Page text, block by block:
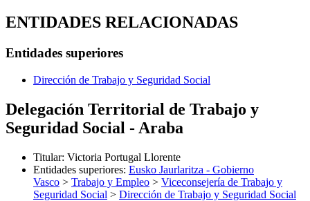
ENTIDADES RELACIONADAS
Entidades superiores
Dirección de Trabajo y Seguridad Social
Delegación Territorial de Trabajo y
Seguridad Social - Araba
Titular: Victoria Portugal Llorente
Entidades superiores: Eusko Jaurlaritza - Gobierno
Vasco > Trabajo y Empleo > Viceconsejería de Trabajo y
Seguridad Social > Dirección de Trabajo y Seguridad Social